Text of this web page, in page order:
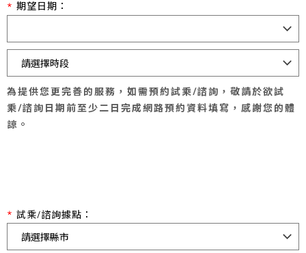
期望日期：
為提供您更完善的服務，如需預約試乘/諮詢，敬請於欲試
乘/諮詢日期前至少二日完成網路預約資料填寫，感謝您的體
諒。
試乘/諮詢據點：